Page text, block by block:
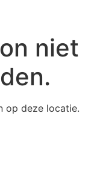
niet
op deze locatie.